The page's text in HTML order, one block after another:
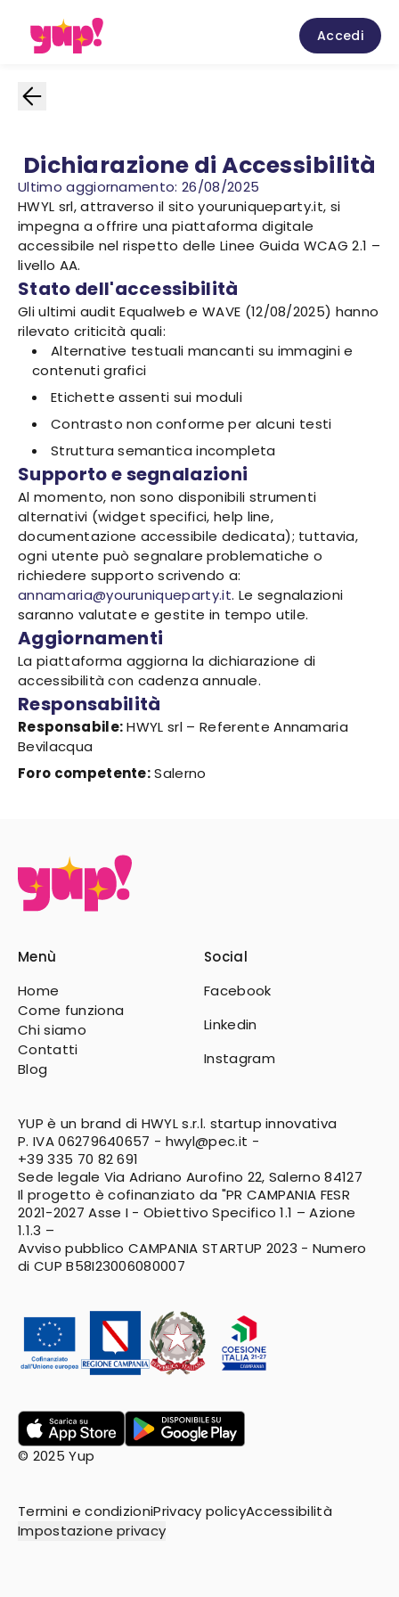
Accedi
Dichiarazione di Accessibilità
Ultimo aggiornamento: 26/08/2025
HWYL srl, attraverso il sito youruniqueparty.it, si
impegna a offrire una piattaforma digitale
accessibile nel rispetto delle Linee Guida WCAG 2.1 –
livello AA.
Stato dell'accessibilità
Gli ultimi audit Equalweb e WAVE (12/08/2025) hanno
rilevato criticità quali:
Alternative testuali mancanti su immagini e
contenuti grafici
Etichette assenti sui moduli
Contrasto non conforme per alcuni testi
Struttura semantica incompleta
Supporto e segnalazioni
Al momento, non sono disponibili strumenti
alternativi (widget specifici, help line,
documentazione accessibile dedicata); tuttavia,
ogni utente può segnalare problematiche o
richiedere supporto scrivendo a:
annamaria@youruniqueparty.it. Le segnalazioni
saranno valutate e gestite in tempo utile.
Aggiornamenti
La piattaforma aggiorna la dichiarazione di
accessibilità con cadenza annuale.
Responsabilità
Responsabile:HWYL srl – Referente Annamaria
Bevilacqua
Foro competente:Salerno
Menù
Home
Come funziona
Chi siamo
Contatti
Blog
Social
Facebook
Linkedin
Instagram
YUP è un brand di HWYL s.r.l. startup innovativa
P. IVA 06279640657 - hwyl@pec.it -
+39 335 70 82 691
Sede legale Via Adriano Aurofino 22, Salerno 84127
Il progetto è cofinanziato da "PR CAMPANIA FESR
2021-2027 Asse I - Obiettivo Specifico 1.1 – Azione
1.1.3 –
Avviso pubblico CAMPANIA STARTUP 2023 - Numero
di CUP B58I23006080007
© 2025 Yup
Termini e condizioniPrivacy policyAccessibilità
Impostazione privacy